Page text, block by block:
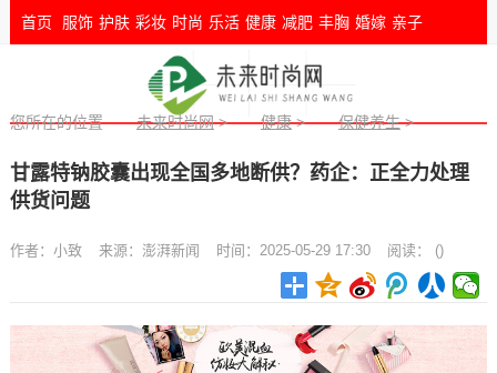
首页 服饰 护肤 彩妆 时尚 乐活 健康 减肥 丰胸 婚嫁 亲子
您所在的位置 未来时尚网> 健康> 保健养生>
甘露特钠胶囊出现全国多地断供？药企：正全力处理
供货问题
作者： 小致 来源： 澎湃新闻 时间：2025-05-29 17:30 阅读： ()